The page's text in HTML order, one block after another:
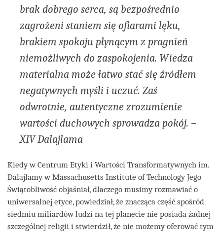
brak dobrego serca, są bezpośrednio
zagrożeni staniem się ofiarami lęku,
brakiem spokoju płynącym z pragnień
niemożliwych do zaspokojenia. Wiedza
materialna może łatwo stać się źródłem
negatywnych myśli i uczuć. Zaś
odwrotnie, autentyczne zrozumienie
wartości duchowych sprowadza pokój. –
XIV Dalajlama
Kiedy w Centrum Etyki i Wartości Transformatywnych im.
Dalajlamy w Massachusetts Institute of Technology Jego
Świątobliwość objaśniał, dlaczego musimy rozmawiać o
uniwersalnej etyce, powiedział, że znacząca część spośród
siedmiu miliardów ludzi na tej planecie nie posiada żadnej
szczególnej religii i stwierdził, że nie możemy oferować tym